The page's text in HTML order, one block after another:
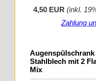
4,50 EUR (inkl.
Zahlung
Augenspülschrank
Stahlblech mit 2
Mix